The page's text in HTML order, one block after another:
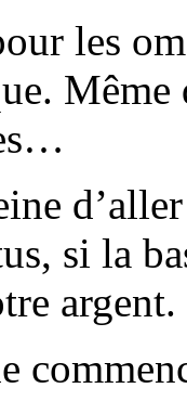
les
si la
argent.